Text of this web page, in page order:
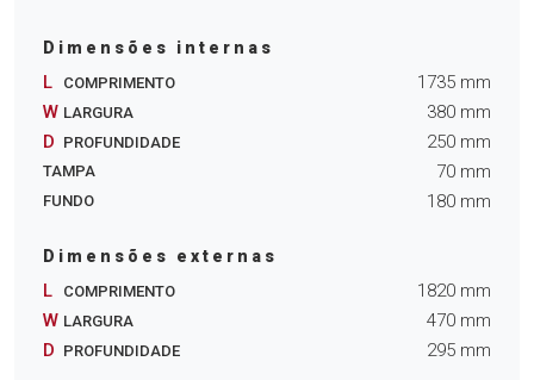
Dimensões internas
L COMPRIMENTO 1735 mm
W LARGURA 380 mm
D PROFUNDIDADE 250 mm
TAMPA 70 mm
FUNDO 180 mm
Dimensões externas
L COMPRIMENTO 1820 mm
W LARGURA 470 mm
D PROFUNDIDADE 295 mm